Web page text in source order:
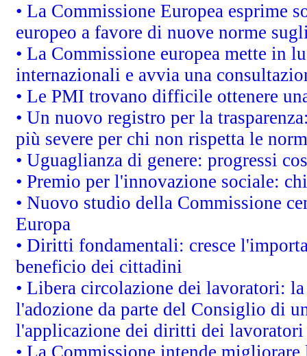
• La Commissione Europea esprime
europeo a favore di nuove norme
• La Commissione europea mette in
internazionali e avvia una
• Le PMI trovano difficile ottenere
• Un nuovo registro per la
più severe per chi non rispetta le
• Uguaglianza di genere: progressi
• Premio per l'innovazione sociale:
• Nuovo studio della Commissione
Europa
• Diritti fondamentali: cresce
beneficio dei cittadini
• Libera circolazione dei lavoratori:
l'adozione da parte del Consiglio di
l'applicazione dei diritti dei lavoratori
• La Commissione intende